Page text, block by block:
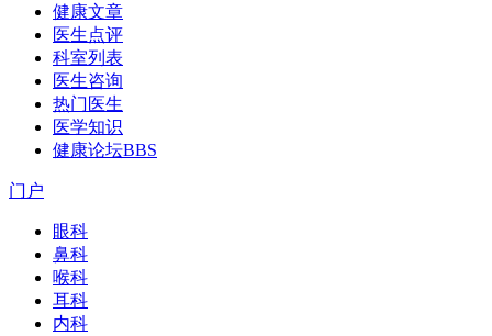
健康文章
医生点评
科室列表
医生咨询
热门医生
医学知识
健康论坛BBS
门户
眼科
鼻科
喉科
耳科
内科